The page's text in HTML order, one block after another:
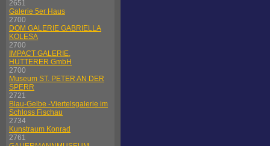
2651
Galerie 5er Haus
2700
DOM GALERIE GABRIELLA
KOLESA
2700
IMPACT GALERIE,
HUTTERER GmbH
2700
Museum ST. PETER AN DER
SPERR
2721
Blau-Gelbe -Viertelsgalerie im
Schloss Fischau
2734
Kunstraum Konrad
2761